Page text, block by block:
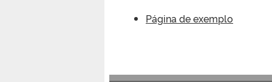
Página de exemplo